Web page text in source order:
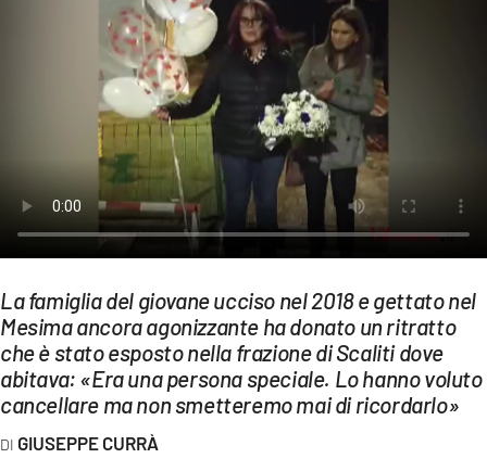
ECONOMIA E LAVORO
Streaming
LAC NETWORK
LAC ONAIR
LaC
La famiglia del giovane ucciso nel 2018 e gettato nel
Mesima ancora agonizzante ha donato un ritratto
che è stato esposto nella frazione di Scaliti dove
abitava: «Era una persona speciale. Lo hanno voluto
cancellare ma non smetteremo mai di ricordarlo»
GIUSEPPE CURRÀ